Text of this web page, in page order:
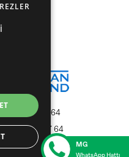
444 27 64
0850 522 27 64
Türkiye
MG
WhatsApp Hattı